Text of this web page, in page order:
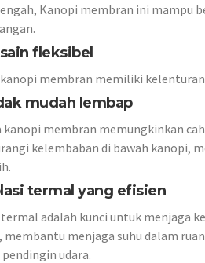
Kanopi membran ini mampu
fleksibel
membran memiliki
mudah lembap
kanopi membran memungkinkan
kelembaban di bawah kanopi,
termal yang efisien
adalah kunci untuk menjaga
membantu menjaga suhu dalam
udara.